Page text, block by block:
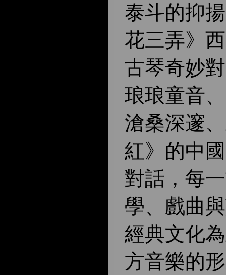
泰斗的抑
花三弄》
古琴奇妙
琅琅童音
滄桑深邃
紅》的中
對話，每
學、戲曲
經典文化
方音樂的